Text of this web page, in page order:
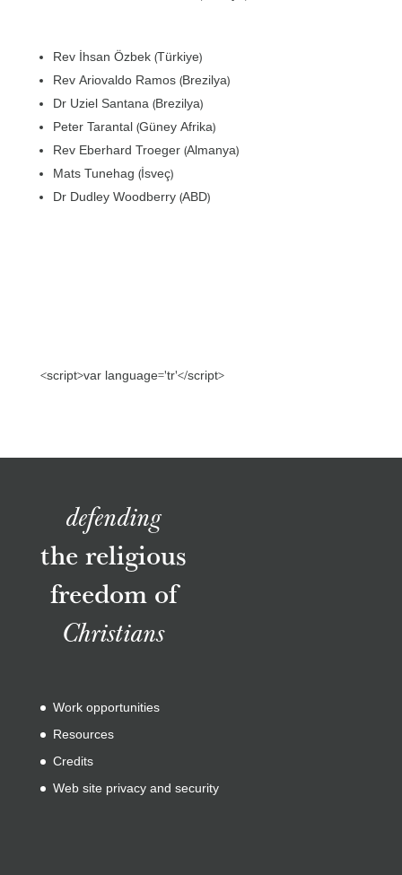
Rev İhsan Özbek (Türkiye)
Rev Ariovaldo Ramos (Brezilya)
Dr Uziel Santana (Brezilya)
Peter Tarantal (Güney Afrika)
Rev Eberhard Troeger (Almanya)
Mats Tunehag (İsveç)
Dr Dudley Woodberry (ABD)
<script>var language='tr'</script>
defending
the religious
freedom of
Christians
Work opportunities
Resources
Credits
Web site privacy and security